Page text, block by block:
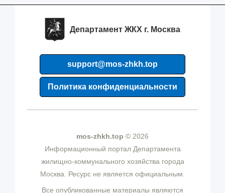
Департамент ЖКХ г. Москва
support@mos-zhkh.top
Политика конфиденциальности
mos-zhkh.top © 2026
Информационный портал Департамента
жилищно-коммунального хозяйства города
Москва. Ресурс не является официальным.
Все опубликованные материалы являются